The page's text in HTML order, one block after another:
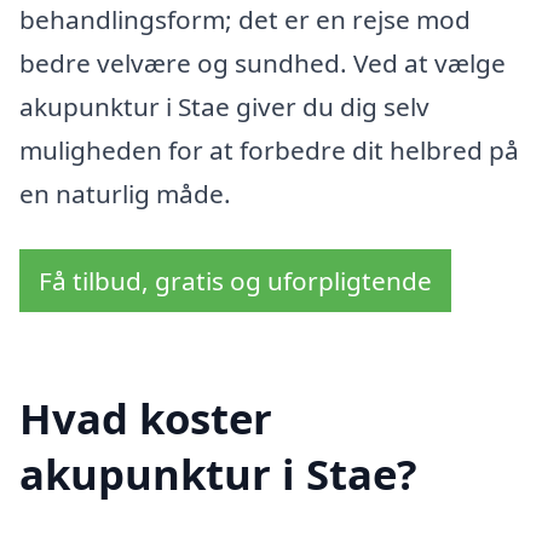
behandlingsform; det er en rejse mod
bedre velvære og sundhed. Ved at vælge
akupunktur i Stae giver du dig selv
muligheden for at forbedre dit helbred på
en naturlig måde.
Få tilbud, gratis og uforpligtende
Hvad koster
akupunktur i Stae?